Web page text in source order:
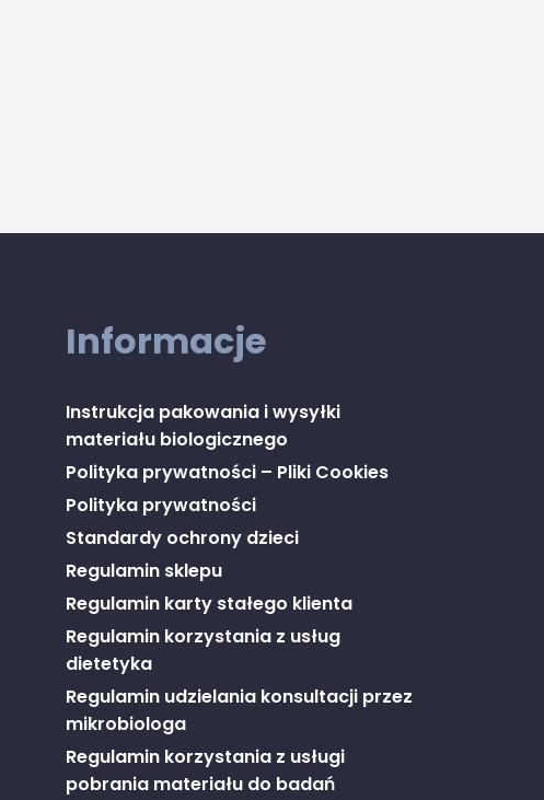
Informacje
Instrukcja pakowania i wysyłki
materiału biologicznego
Polityka prywatności – Pliki Cookies
Polityka prywatności
Standardy ochrony dzieci
Regulamin sklepu
Regulamin karty stałego klienta
Regulamin korzystania z usług
dietetyka
Regulamin udzielania konsultacji przez
mikrobiologa
Regulamin korzystania z usługi
pobrania materiału do badań